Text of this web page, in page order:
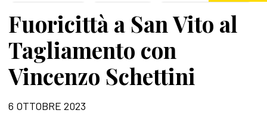
Fuoricittà a San Vito al
Tagliamento con
Vincenzo Schettini
6 OTTOBRE 2023